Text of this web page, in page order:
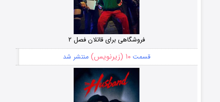
فروشگاهی برای قاتلان فصل ۲
قسمت۱۰ (زیرنویس) منتشر شد